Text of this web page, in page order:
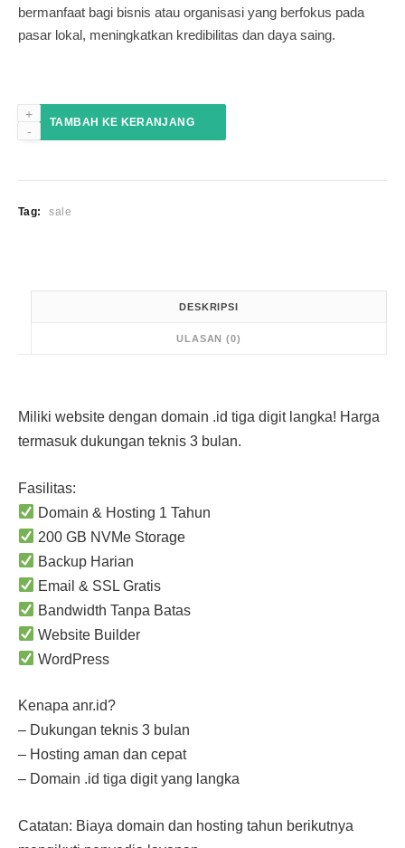
bermanfaat bagi bisnis atau organisasi yang berfokus pada
pasar lokal, meningkatkan kredibilitas dan daya saing.
Kuantitas
Website
Report)
TAMBAH KE KERANJANG
Tag: sale
DESKRIPSI
ULASAN (0)
Miliki website dengan domain .id tiga digit langka! Harga
termasuk dukungan teknis 3 bulan.
Fasilitas:
Domain & Hosting 1 Tahun
200 GB NVMe Storage
Backup Harian
Email & SSL Gratis
Bandwidth Tanpa Batas
Website Builder
WordPress
Kenapa anr.id?
– Dukungan teknis 3 bulan
– Hosting aman dan cepat
– Domain .id tiga digit yang langka
Catatan: Biaya domain dan hosting tahun berikutnya